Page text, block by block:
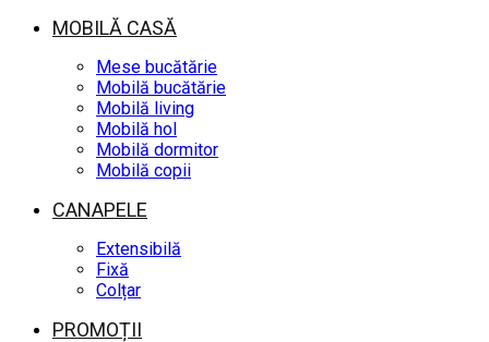
MOBILĂ CASĂ
Mese bucătărie
Mobilă bucătărie
Mobilă living
Mobilă hol
Mobilă dormitor
Mobilă copii
CANAPELE
Extensibilă
Fixă
Colțar
PROMOȚII